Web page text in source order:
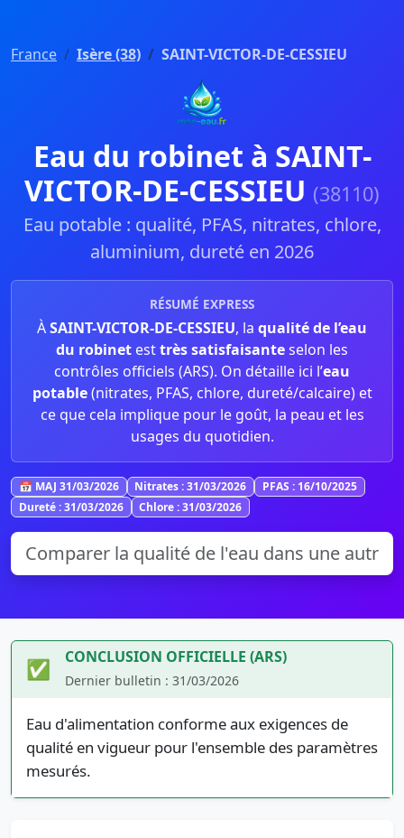
France Isère (38) SAINT-VICTOR-DE-CESSIEU
Eau du robinet à SAINT-
VICTOR-DE-CESSIEU (38110)
Eau potable : qualité, PFAS, nitrates, chlore,
aluminium, dureté en 2026
RÉSUMÉ EXPRESS
ÀSAINT-VICTOR-DE-CESSIEU, la qualité de l’eau
du robinet esttrès satisfaisanteselon les
contrôles officiels (ARS). On détaille ici l’eau
potable(nitrates, PFAS, chlore, dureté/calcaire) et
ce que cela implique pour le goût, la peau et les
usages du quotidien.
📅 MAJ 31/03/2026 Nitrates : 31/03/2026
PFAS : 16/10/2025
Dureté : 31/03/2026
Chlore : 31/03/2026
✅ CONCLUSION OFFICIELLE (ARS)
Dernier bulletin : 31/03/2026
Eau d'alimentation conforme aux exigences de
qualité en vigueur pour l'ensemble des paramètres
mesurés.